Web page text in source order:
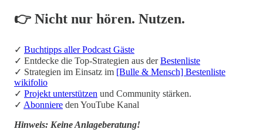
👉 Nicht nur hören. Nutzen.
✓ Buchtipps aller Podcast Gäste
✓ Entdecke die Top-Strategien aus derBestenliste
✓ Strategien im Einsatz im [Bulle & Mensch] Bestenliste
wikifolio
✓ Projekt unterstützen und Community stärken.
✓ Abonniere den YouTube Kanal
Hinweis: Keine Anlageberatung!